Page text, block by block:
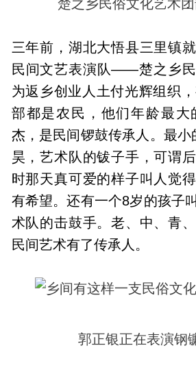
楚之乡民俗文化艺术
三年前，湖北大悟县三里镇
民间文艺表演队——楚之乡
为返乡创业人土付光辉组织
部都是农民，他们年龄最大
杰，是民间锣鼓传承人。最小
昊，艺术队的钹子手，可谓
时那天真可爱的样子叫人觉
有希望。还有一个8岁的孩子
术队的击鼓手。老、中、青
民间艺术有了传承人。
郭正银正在表演钢